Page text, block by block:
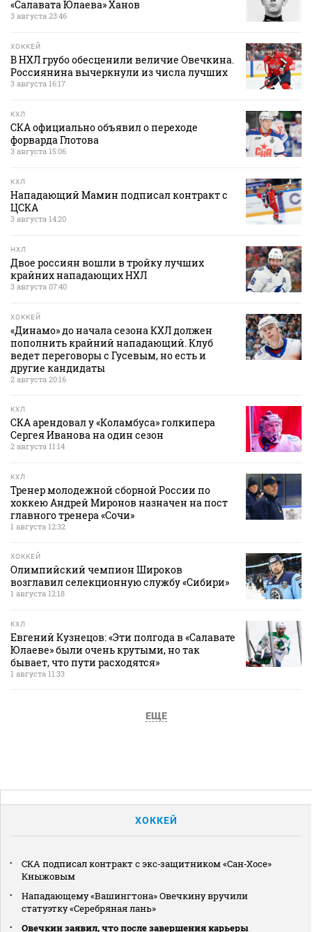
«Салавата Юлаева» Ханов
3 августа 23:46
ХОККЕЙ
В НХЛ грубо обесценили величие Овечкина.
Россиянина вычеркнули из числа лучших
3 августа 16:17
КХЛ
СКА официально объявил о переходе
форварда Глотова
3 августа 15:06
КХЛ
Нападающий Мамин подписал контракт с
ЦСКА
3 августа 14:20
НХЛ
Двое россиян вошли в тройку лучших
крайних нападающих НХЛ
3 августа 07:40
ХОККЕЙ
«Динамо» до начала сезона КХЛ должен
пополнить крайний нападающий. Клуб
ведет переговоры с Гусевым, но есть и
другие кандидаты
2 августа 20:16
КХЛ
СКА арендовал у «Коламбуса» голкипера
Сергея Иванова на один сезон
2 августа 11:14
КХЛ
Тренер молодежной сборной России по
хоккею Андрей Миронов назначен на пост
главного тренера «Сочи»
1 августа 12:32
ХОККЕЙ
Олимпийский чемпион Широков
возглавил селекционную службу «Сибири»
1 августа 12:18
КХЛ
Евгений Кузнецов: «Эти полгода в «Салавате
Юлаеве» были очень крутыми, но так
бывает, что пути расходятся»
1 августа 11:33
ЕЩЕ
ХОККЕЙ
СКА подписал контракт с экс‑защитником «Сан‑Хосе»
Кныжовым
Нападающему «Вашингтона» Овечкину вручили
статуэтку «Серебряная лань»
Овечкин заявил, что после завершения карьеры